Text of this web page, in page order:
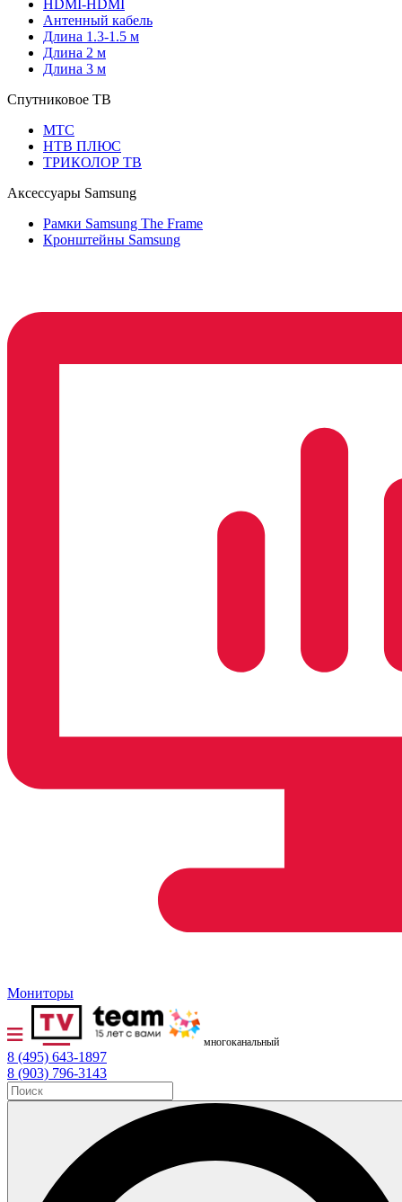
HDMI-HDMI
Антенный кабель
Длина 1.3-1.5 м
Длина 2 м
Длина 3 м
Спутниковое ТВ
МТС
НТВ ПЛЮС
ТРИКОЛОР ТВ
Аксессуары Samsung
Рамки Samsung The Frame
Кронштейны Samsung
Мониторы
многоканальный
8 (495) 643-1897
8 (903) 796-3143